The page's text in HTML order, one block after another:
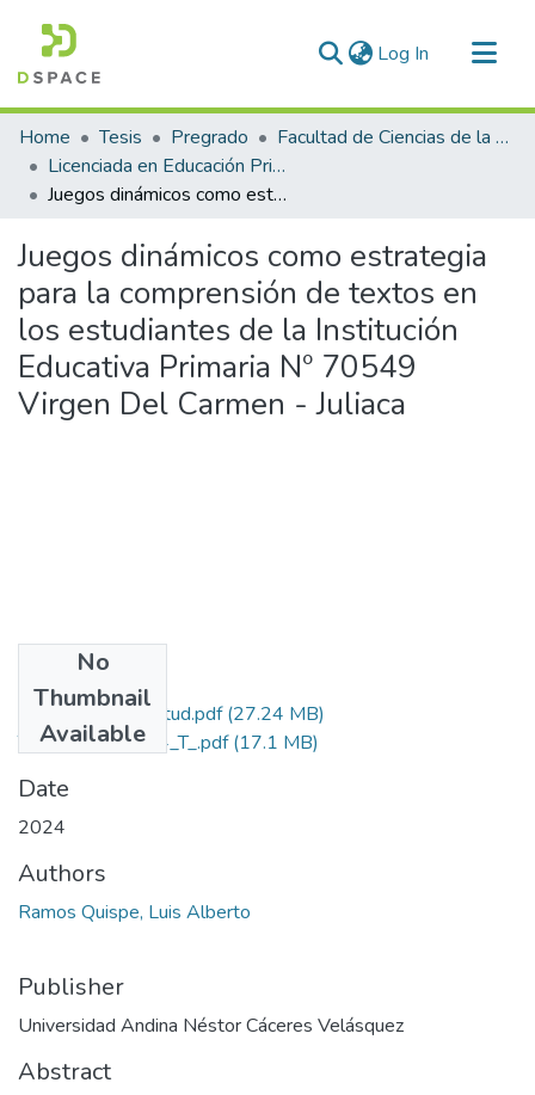
Log In (current)
Communities & Collections
All of DSpace
Statistics
Home Tesis Pregrado
Facultad de Ciencias de la Educación
Licenciada en Educación Primaria
Juegos dinámicos como estrategia para la comprensión de textos en los estudiantes de la Institución Educativa Primaria Nº 70549 Virgen Del Carmen - Juliaca
Juegos dinámicos como estrategia
para la comprensión de textos en
los estudiantes de la Institución
Educativa Primaria Nº 70549
Virgen Del Carmen - Juliaca
No
Thumbnail
Available
Grado de Similitud.pdf(27.24 MB)
T036_77391684_T_.pdf(17.1 MB)
Date
2024
Authors
Ramos Quispe, Luis Alberto
Publisher
Universidad Andina Néstor Cáceres Velásquez
Abstract